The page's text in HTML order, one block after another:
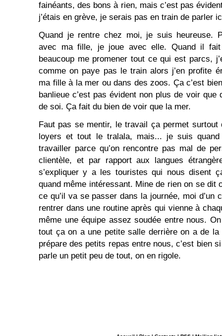
fainéants, des bons à rien, mais c’est pas
j’étais en grève, je serais pas en train de parler
Quand je rentre chez moi, je suis heureuse.
avec ma fille, je joue avec elle. Quand il
beaucoup me promener tout ce qui est parcs,
comme on paye pas le train alors j’en profite
ma fille à la mer ou dans des zoos. Ça c’est
banlieue c’est pas évident non plus de voir
de soi. Ça fait du bien de voir que la mer.
Faut pas se mentir, le travail ça permet surtout
loyers et tout le tralala, mais... je suis
travailler parce qu’on rencontre pas mal de
clientèle, et par rapport aux langues
s’expliquer y a les touristes qui nous disent
quand même intéressant. Mine de rien on se dit
ce qu’il va se passer dans la journée, moi d’un
rentrer dans une routine après qui vienne à
même une équipe assez soudée entre nous.
tout ça on a une petite salle derrière on a de
prépare des petits repas entre nous, c’est bien
parle un petit peu de tout, on en rigole.